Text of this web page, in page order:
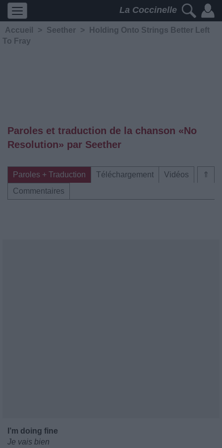
La Coccinelle
Accueil > Seether >
Holding Onto Strings Better Left
To Fray
Paroles et traduction de la chanson «No
Resolution» par Seether
⇑
Paroles + Traduction Téléchargement
Vidéos
Commentaires
I’m doing fine
Je vais bien